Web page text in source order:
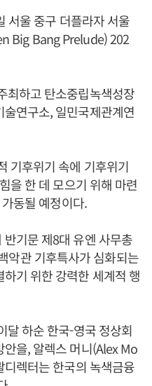
서울 중구 더플라자 서울
Big Bang Prelude) 202
최하고 탄소중립녹색성장
연구소, 일민국제관계연
기후위기 속에 기후위기
을 한 데 모으기 위해 마련
동될 예정이다.
기문 제8대 유엔 사무총
악관 기후특사가 심화되는
기 위한 강력한 세계적 행
달 하순 한국-영국 정상회
을, 알렉스 머니(Alex Mo
렉터는 한국의 녹색금융